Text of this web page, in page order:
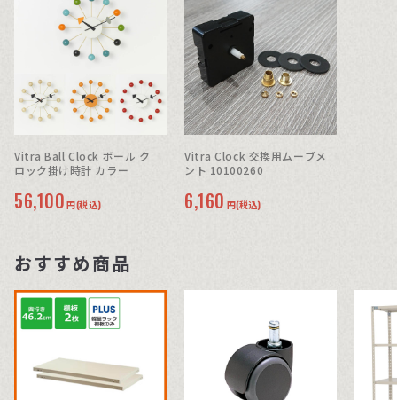
Vitra Ball Clock ボール ク
ロック掛け時計 カラー
56,100 円(税込)
Vitra Clock 交換用ムーブメ
ント 10100260
6,160 円(税込)
おすすめ商品